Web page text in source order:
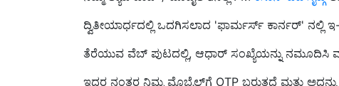
ದ್ವಿತೀಯಾರ್ಧದಲ್ಲಿ ಒದಗಿಸಲಾದ 'ಫಾರ್ಮರ್ಸ್ ಕಾರ್ನರ್' ನಲ್ಲಿ ಇ-
ತೆರೆಯುವ ವೆಬ್ ಪುಟದಲ್ಲಿ, ಆಧಾರ್ ಸಂಖ್ಯೆಯನ್ನು ನಮೂದಿಸಿ
ಇದರ ನಂತರ ನಿಮ್ಮ ಮೊಬೈಲ್‌ಗೆ OTP ಬರುತ್ತದೆ ಮತ್ತು